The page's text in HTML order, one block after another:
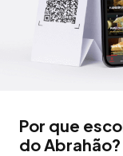
Por que
do Abrahão?